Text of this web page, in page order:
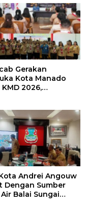
Gerakan
Kota Manado
KMD 2026,
Andrei Angouw
Dengan Sumber
Balai Sungai